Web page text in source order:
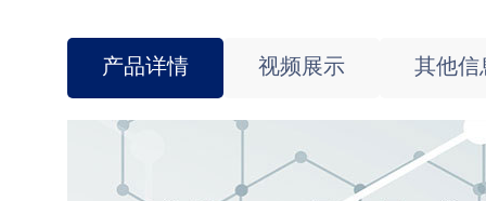
产品详情 视频展示 其他